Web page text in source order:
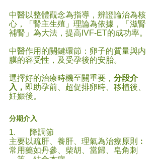
中醫以整體觀念為指導，辨證論治為核
心，「腎主生殖」理論為依據，「滋腎
補腎」為大法，提高IVF-ET的成功率。
中醫作用的關鍵環節：卵子的質量與内
膜的容受性，及受孕後的安胎。
選擇好的治療時機至關重要， 分段介
入， 即助孕前、超促排卵時、移植後、
妊娠後。
分期介入
1.       降調節
主要以疏肝、養肝、理氣為治療原則︰
常用藥如丹參、柴胡、當歸、皂角刺